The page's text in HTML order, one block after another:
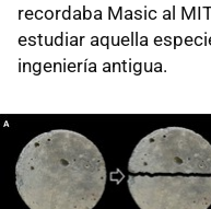
recordaba Masic al
estudiar aquella
ingeniería antigua.